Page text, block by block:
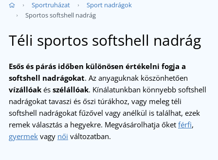
Sportruházat
Sport nadrágok
Sportos softshell nadrág
Téli sportos softshell nadrág
Esős és párás időben különösen értékelni fogja a
softshell nadrágokat. Az anyaguknak köszönhetően
vízállóak és szélállóak. Kínálatunkban könnyebb softshell
nadrágokat tavaszi és őszi túrákhoz, vagy meleg téli
softshell nadrágokat fűzővel vagy anélkül is találhat, ezek
remek választás a hegyekre. Megvásárolhatja őket férfi,
gyermek vagy női változatban.